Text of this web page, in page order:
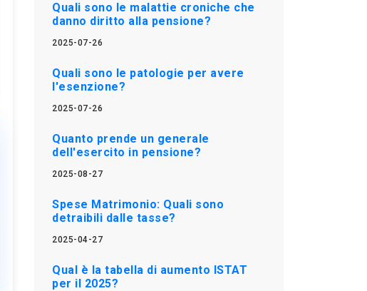
Quali sono le malattie croniche che
danno diritto alla pensione?
2025-07-26
Quali sono le patologie per avere
l'esenzione?
2025-07-26
Quanto prende un generale
dell'esercito in pensione?
2025-08-27
Spese Matrimonio: Quali sono
detraibili dalle tasse?
2025-04-27
Qual è la tabella di aumento ISTAT
per il 2025?